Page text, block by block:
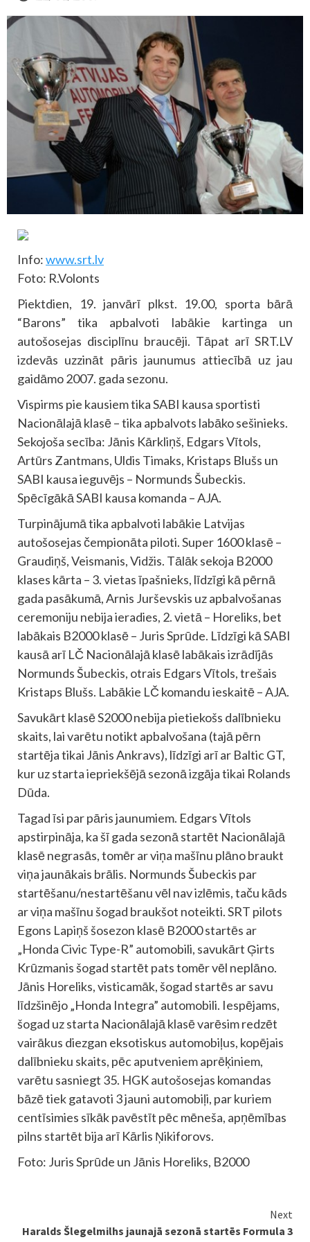
Info:www.srt.lv
Foto: R.Volonts
Piektdien, 19. janvārī plkst. 19.00, sporta bārā
“Barons” tika apbalvoti labākie kartinga un
autošosejas disciplīnu braucēji. Tāpat arī SRT.LV
izdevās uzzināt pāris jaunumus attiecībā uz jau
gaidāmo 2007. gada sezonu.
Vispirms pie kausiem tika SABI kausa sportisti
Nacionālajā klasē – tika apbalvots labāko sešinieks.
Sekojoša secība: Jānis Kārkliņš, Edgars Vītols,
Artūrs Zantmans, Uldis Timaks, Kristaps Blušs un
SABI kausa ieguvējs – Normunds Šubeckis.
Spēcīgākā SABI kausa komanda – AJA.
Turpinājumā tika apbalvoti labākie Latvijas
autošosejas čempionāta piloti. Super 1600 klasē –
Graudiņš, Veismanis, Vidžis. Tālāk sekoja B2000
klases kārta – 3. vietas īpašnieks, līdzīgi kā pērnā
gada pasākumā, Arnis Jurševskis uz apbalvošanas
ceremoniju nebija ieradies, 2. vietā – Horeliks, bet
labākais B2000 klasē – Juris Sprūde. Līdzīgi kā SABI
kausā arī LČ Nacionālajā klasē labākais izrādījās
Normunds Šubeckis, otrais Edgars Vītols, trešais
Kristaps Blušs. Labākie LČ komandu ieskaitē – AJA.
Savukārt klasē S2000 nebija pietiekošs dalībnieku
skaits, lai varētu notikt apbalvošana (tajā pērn
startēja tikai Jānis Ankravs), līdzīgi arī ar Baltic GT,
kur uz starta iepriekšējā sezonā izgāja tikai Rolands
Dūda.
Tagad īsi par pāris jaunumiem. Edgars Vītols
apstirpināja, ka šī gada sezonā startēt Nacionālajā
klasē negrasās, tomēr ar viņa mašīnu plāno braukt
viņa jaunākais brālis. Normunds Šubeckis par
startēšanu/nestartēšanu vēl nav izlēmis, taču kāds
ar viņa mašīnu šogad braukšot noteikti. SRT pilots
Egons Lapiņš šosezon klasē B2000 startēs ar
„Honda Civic Type-R” automobili, savukārt Ģirts
Krūzmanis šogad startēt pats tomēr vēl neplāno.
Jānis Horeliks, visticamāk, šogad startēs ar savu
līdzšinējo „Honda Integra” automobili. Iespējams,
šogad uz starta Nacionālajā klasē varēsim redzēt
vairākus diezgan eksotiskus automobiļus, kopējais
dalībnieku skaits, pēc aputveniem aprēķiniem,
varētu sasniegt 35. HGK autošosejas komandas
bāzē tiek gatavoti 3 jauni automobiļi, par kuriem
centīsimies sīkāk pavēstīt pēc mēneša, apņēmības
pilns startēt bija arī Kārlis Ņikiforovs.
Foto: Juris Sprūde un Jānis Horeliks, B2000
Next
Haralds Šlegelmilhs jaunajā sezonā startēs Formula 3